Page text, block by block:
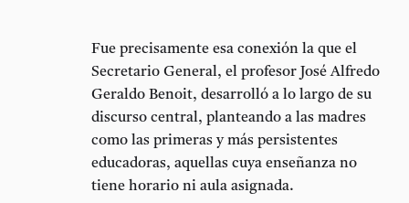
Fue precisamente esa conexión la que el
Secretario General, el profesor José Alfredo
Geraldo Benoit, desarrolló a lo largo de su
discurso central, planteando a las madres
como las primeras y más persistentes
educadoras, aquellas cuya enseñanza no
tiene horario ni aula asignada.